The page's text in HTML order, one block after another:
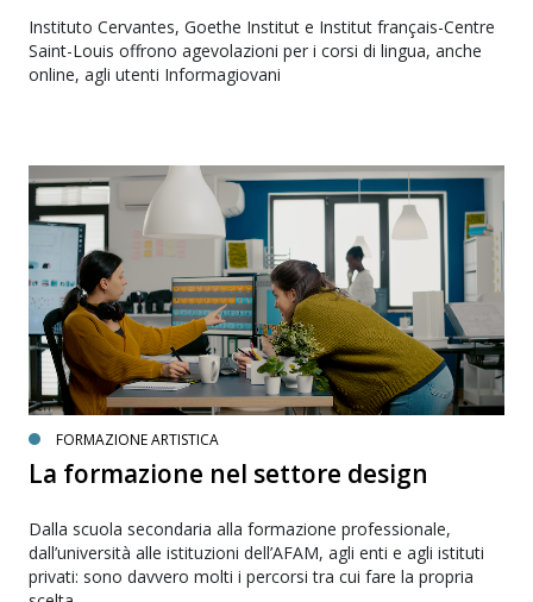
Instituto Cervantes, Goethe Institut e Institut français-Centre
Saint-Louis offrono agevolazioni per i corsi di lingua, anche
online, agli utenti Informagiovani
FORMAZIONE ARTISTICA
La formazione nel settore design
Dalla scuola secondaria alla formazione professionale,
dall’università alle istituzioni dell’AFAM, agli enti e agli istituti
privati: sono davvero molti i percorsi tra cui fare la propria